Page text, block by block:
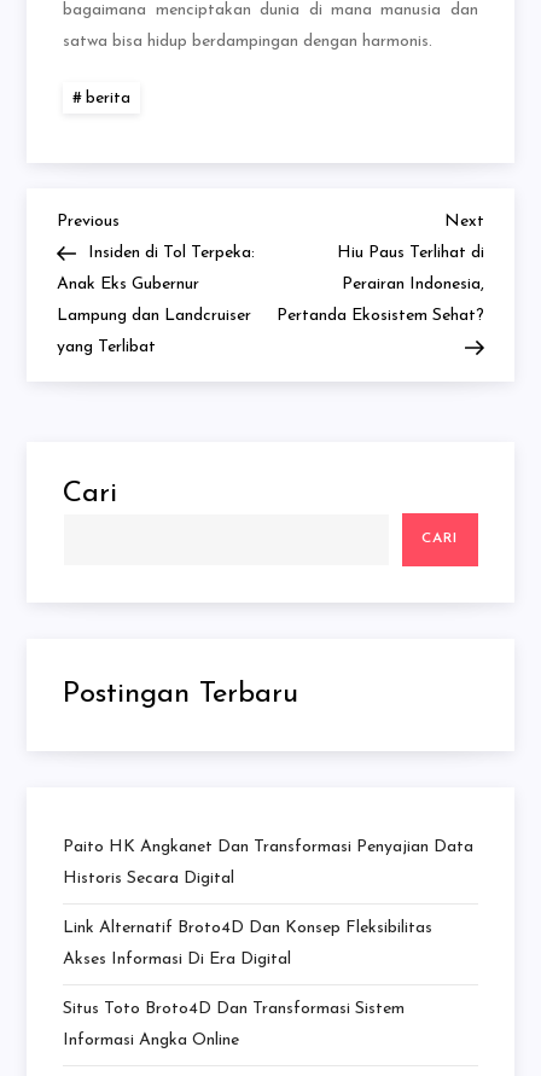
bagaimana menciptakan dunia di mana manusia dan
satwa bisa hidup berdampingan dengan harmonis.
berita
Navigasi
pos
Previous
Post
Previous
Insiden di Tol Terpeka:
Anak Eks Gubernur
Lampung dan Landcruiser
yang Terlibat
Next
Post
Next
Hiu Paus Terlihat di
Perairan Indonesia,
Pertanda Ekosistem Sehat?
Cari
CARI
Postingan Terbaru
Paito HK Angkanet Dan Transformasi Penyajian Data
Historis Secara Digital
Link Alternatif Broto4D Dan Konsep Fleksibilitas
Akses Informasi Di Era Digital
Situs Toto Broto4D Dan Transformasi Sistem
Informasi Angka Online